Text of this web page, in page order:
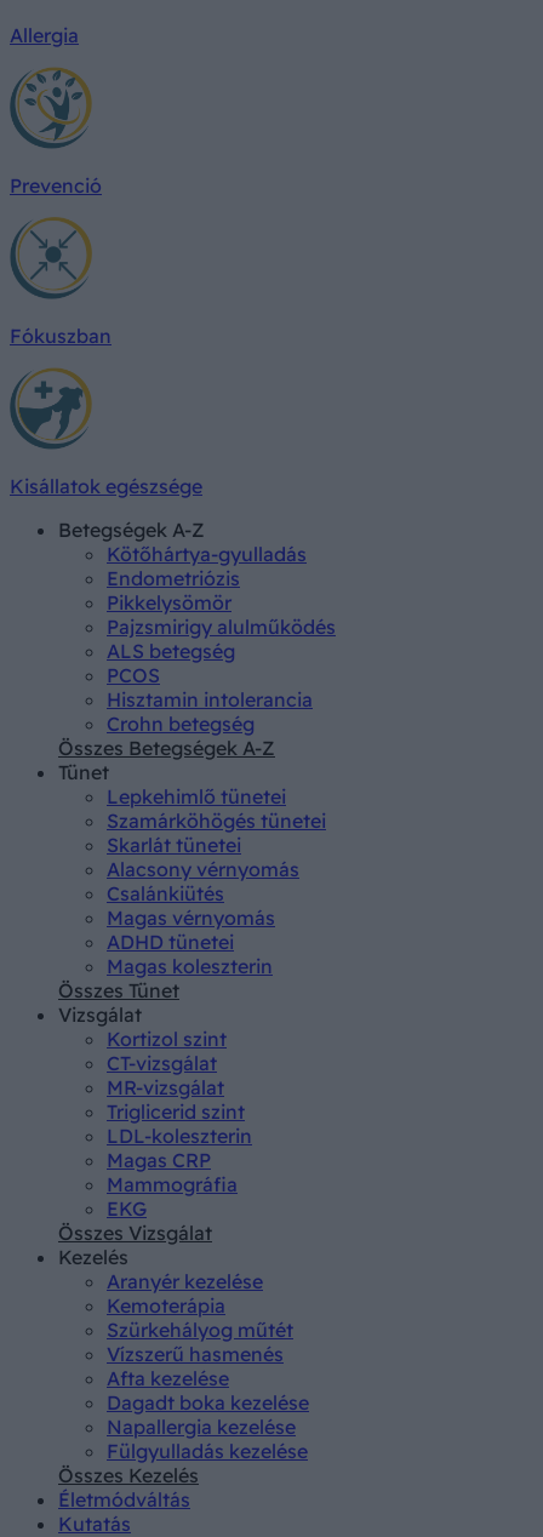
Allergia
Prevenció
Fókuszban
Kisállatok egészsége
Betegségek A-Z
Kötőhártya-gyulladás
Endometriózis
Pikkelysömör
Pajzsmirigy alulműködés
ALS betegség
PCOS
Hisztamin intolerancia
Crohn betegség
Összes Betegségek A-Z
Tünet
Lepkehimlő tünetei
Szamárköhögés tünetei
Skarlát tünetei
Alacsony vérnyomás
Csalánkiütés
Magas vérnyomás
ADHD tünetei
Magas koleszterin
Összes Tünet
Vizsgálat
Kortizol szint
CT-vizsgálat
MR-vizsgálat
Triglicerid szint
LDL-koleszterin
Magas CRP
Mammográfia
EKG
Összes Vizsgálat
Kezelés
Aranyér kezelése
Kemoterápia
Szürkehályog műtét
Vízszerű hasmenés
Afta kezelése
Dagadt boka kezelése
Napallergia kezelése
Fülgyulladás kezelése
Összes Kezelés
Életmódváltás
Kutatás